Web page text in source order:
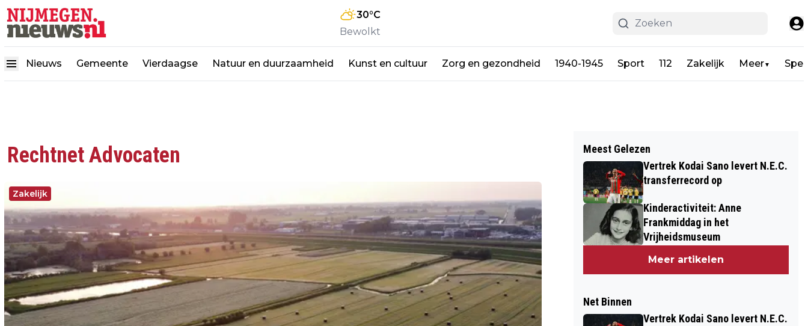
30°C
Bewolkt
Nieuws Gemeente Vierdaagse Natuur en duurzaamheid Kunst en cultuur Zorg en gezondheid 1940-1945 Sport 112 Zakelijk Meer▼
Rechtnet Advocaten
Zakelijk
Meest Gelezen
Vertrek Kodai Sano levert N.E.C.
transferrecord op
Kinderactiviteit: Anne
Frankmiddag in het
Vrijheidsmuseum
Meer artikelen
Net Binnen
Vertrek Kodai Sano levert N.E.C.